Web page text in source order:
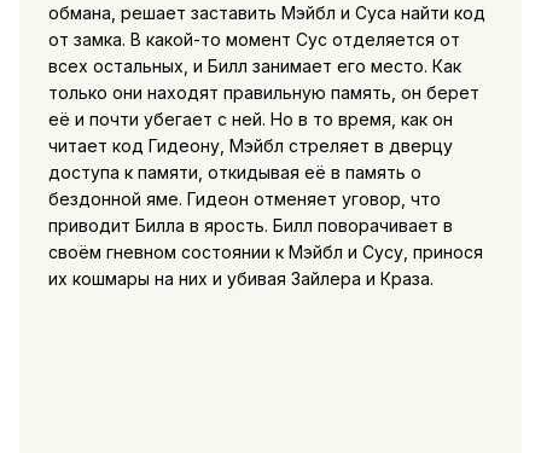
обмана, решает заставить Мэйбл и Суса найти код
от замка. В какой-то момент Сус отделяется от
всех остальных, и Билл занимает его место. Как
только они находят правильную память, он берет
её и почти убегает с ней. Но в то время, как он
читает код Гидеону, Мэйбл стреляет в дверцу
доступа к памяти, откидывая её в память о
бездонной яме. Гидеон отменяет уговор, что
приводит Билла в ярость. Билл поворачивает в
своём гневном состоянии к Мэйбл и Сусу, принося
их кошмары на них и убивая Зайлера и Краза.